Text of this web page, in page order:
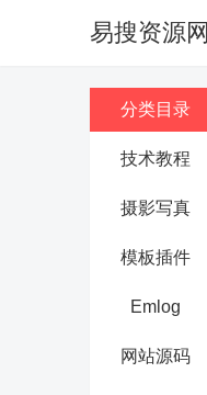
易搜资源网
分类目录
技术教程
摄影写真
模板插件
Emlog
网站源码